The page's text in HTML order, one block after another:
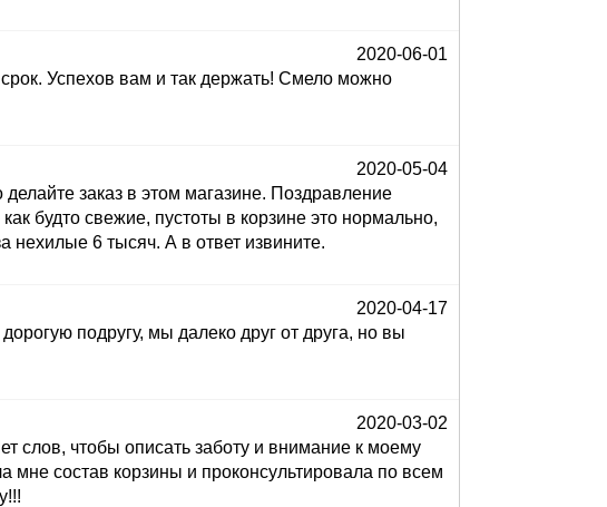
2020-06-01
Успехов вам и так держать! Смело можно
2020-05-04
заказ в этом магазине. Поздравление
будто свежие, пустоты в корзине это нормально,
нехилые 6 тысяч. А в ответ извините.
2020-04-17
подругу, мы далеко друг от друга, но вы
2020-03-02
слов, чтобы описать заботу и внимание к моему
мне состав корзины и проконсультировала по всем